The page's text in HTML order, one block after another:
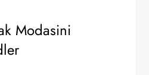
Modasini